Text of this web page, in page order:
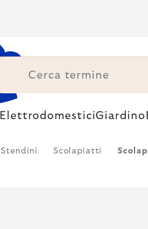
ElettrodomesticiGiardino
Stendini Scolapiatti